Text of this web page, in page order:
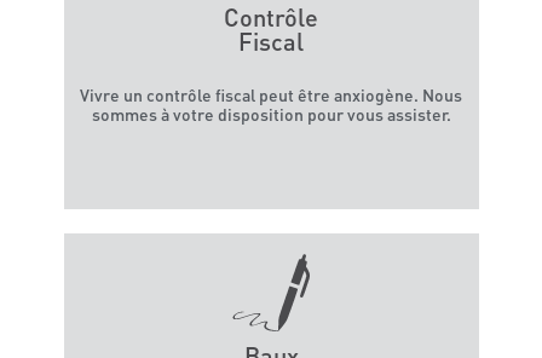
Contrôle
Fiscal
Vivre un contrôle fiscal peut être anxiogène. Nous
sommes à votre disposition pour vous assister.